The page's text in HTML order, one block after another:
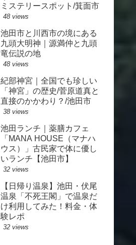
ミステリースポット/箕面市
48 views
池田市と川西市の境にある
九頭大明神｜源満仲と九頭
竜伝説の地
48 views
紀部神宮｜全国でも珍しい
「神宮」の歴史/菅原道真と
直接のかかわり？/池田市
38 views
池田ランチ｜薬膳カフェ
「MANA HOUSE（マナハ
ウス）」古民家で体に優し
いランチ【池田市】
32 views
【日帰り温泉】池田・伏尾
温泉「不死王閣」で温泉だ
け利用してみた！料金・体
験レポ
32 views